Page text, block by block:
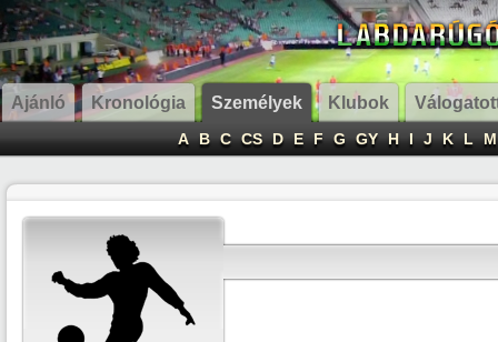
Ajánló Kronológia Személyek Klubok
A B C CS D E F G GY H I J K L M